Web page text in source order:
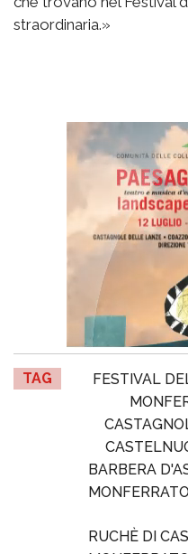
straordinaria.»
TAG FESTIVAL
BARBERA
MONFERRATO
RUCHÈ DI